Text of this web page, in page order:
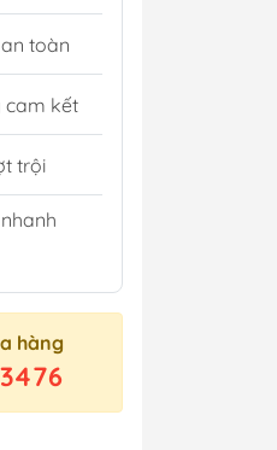
toàn
cam kết
trội
hàng